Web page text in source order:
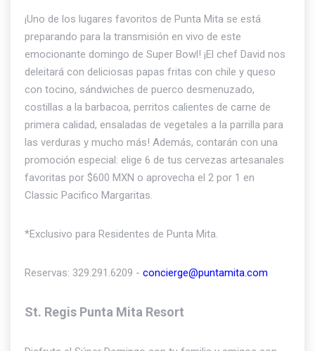
¡Uno de los lugares favoritos de Punta Mita se está
preparando para la transmisión en vivo de este
emocionante domingo de Super Bowl! ¡El chef David nos
deleitará con deliciosas papas fritas con chile y queso
con tocino, sándwiches de puerco desmenuzado,
costillas a la barbacoa, perritos calientes de carne de
primera calidad, ensaladas de vegetales a la parrilla para
las verduras y mucho más! Además, contarán con una
promoción especial: elige 6 de tus cervezas artesanales
favoritas por $600 MXN o aprovecha el 2 por 1 en
Classic Pacifico Margaritas.
*Exclusivo para Residentes de Punta Mita.
Reservas: 329.291.6209 - concierge@puntamita.com
St. Regis Punta Mita Resort